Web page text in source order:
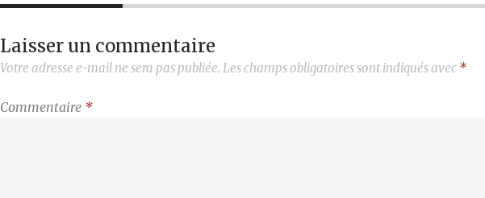
Laisser un commentaire
Votre adresse e-mail ne sera pas publiée. Les champs obligatoires sont indiqués avec *
Commentaire *